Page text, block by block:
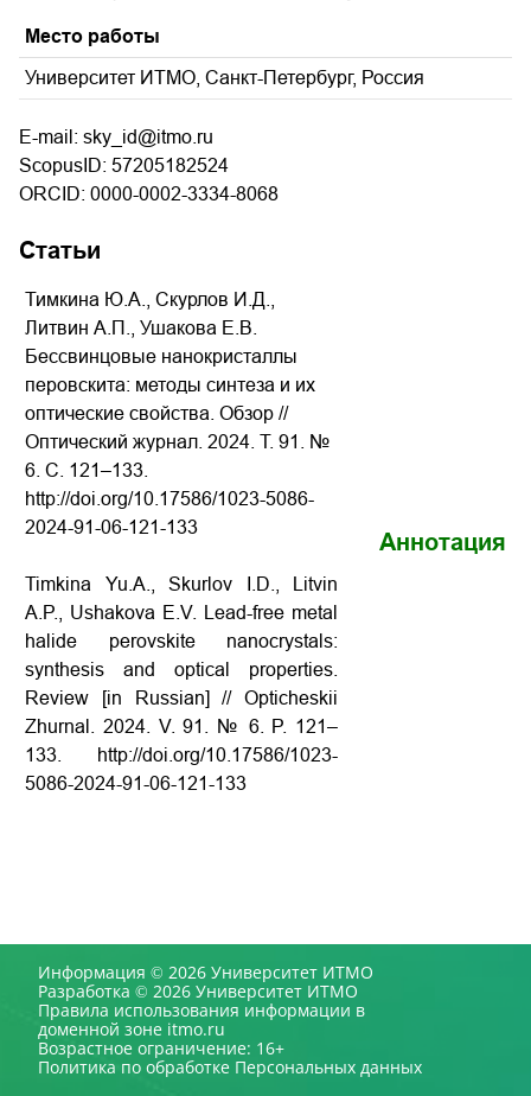
Место работы
Университет ИТМО, Санкт-Петербург, Россия
E-mail: sky_id@itmo.ru
ScopusID: 57205182524
ORCID: 0000-0002-3334-8068
Статьи
Тимкина Ю.А., Скурлов И.Д.,
Литвин А.П., Ушакова Е.В.
Бессвинцовые нанокристаллы
перовскита: методы синтеза и их
оптические свойства. Обзор //
Оптический журнал. 2024. Т. 91. №
6. С. 121–133.
http://doi.org/10.17586/1023-5086-
2024-91-06-121-133
Timkina Yu.A., Skurlov I.D., Litvin
A.P., Ushakova E.V. Lead-free metal
halide perovskite nanocrystals:
synthesis and optical properties.
Review [in Russian] // Opticheskii
Zhurnal. 2024. V. 91. № 6. P. 121–
133. http://doi.org/10.17586/1023-
5086-2024-91-06-121-133
Аннотация
Информация © 2026 Университет ИТМО
Разработка © 2026 Университет ИТМО
Правила использования информации в
доменной зоне itmo.ru
Возрастное ограничение: 16+
Политика по обработке Персональных данных